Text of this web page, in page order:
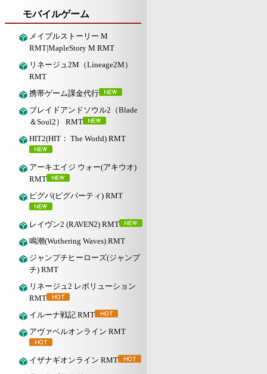
モバイルゲーム
メイプルストーリー M
RMT|MapleStory M RMT
リネージュ2M（Lineage2M）
RMT
携帯ゲーム課金代行
ブレイドアンドソウル2（Blade
＆Soul2） RMT
HIT2(HIT： The World) RMT
アーキエイジ ウォー(アキウオ)
RMT
ピグパ(ピグパーティ) RMT
レイヴン2 (RAVEN2) RMT
鳴潮(Wuthering Waves) RMT
ジャンプチヒーローズ(ジャンプ
チ) RMT
リネージュ2 レボリューション
RMT
イルーナ戦記 RMT
アヴァベルオンライン RMT
イザナギオンライン RMT